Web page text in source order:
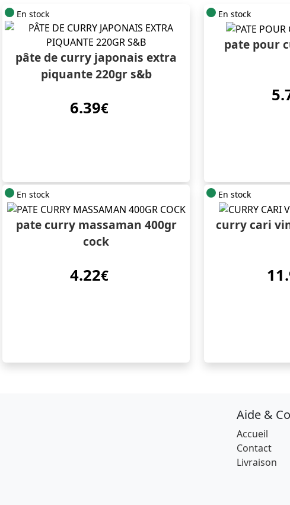
En stock
pâte de curry japonais extra
piquante 220gr s&b
6.39€
En stock
pate pour
En stock
pate curry massaman 400gr
cock
4.22€
En stock
curry cari
Aide &
Accueil
Contact
Livraison